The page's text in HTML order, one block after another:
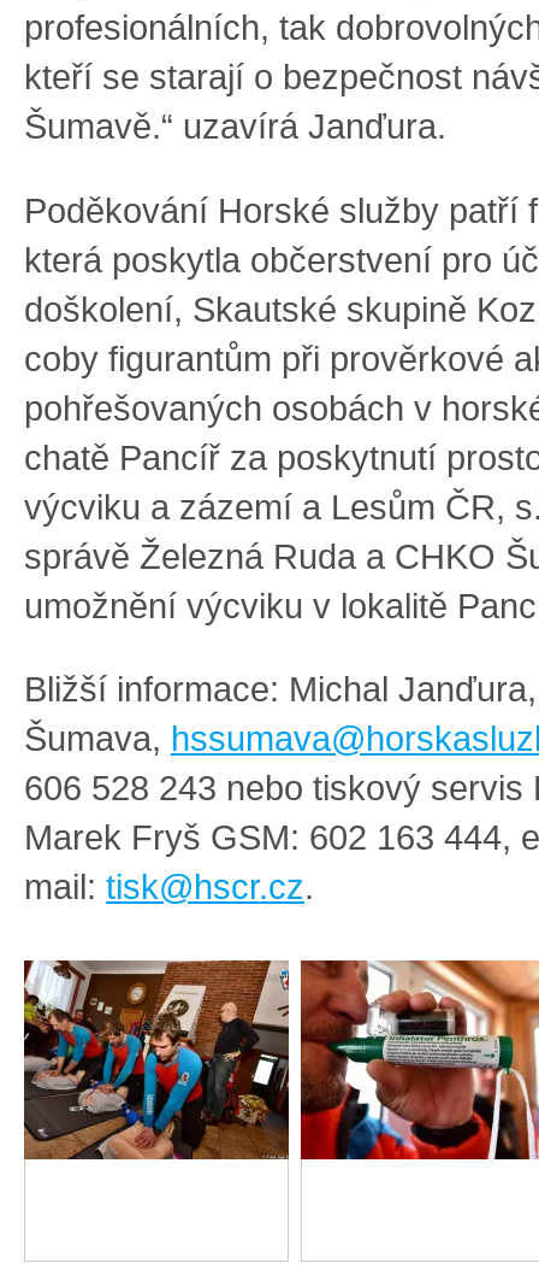
profesionálních, tak
kteří se starají o bezpečnost
Šumavě.“ uzavírá Janďura.
Poděkování Horské služby patří
která poskytla občerstvení pro
doškolení, Skautské skupině
coby figurantům při prověrkové
pohřešovaných osobách v
chatě Pancíř za poskytnutí
výcviku a zázemí a Lesům ČR,
správě Železná Ruda a CHKO
umožnění výcviku v lokalitě
Bližší informace: Michal
Šumava,
606 528 243 nebo tiskový servis
Marek Fryš GSM: 602 163 444,
mail: tisk@hscr.cz.